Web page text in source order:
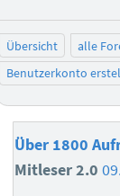
Übersicht alle
Benutzerkonto
Über 1800
Mitleser 2.0